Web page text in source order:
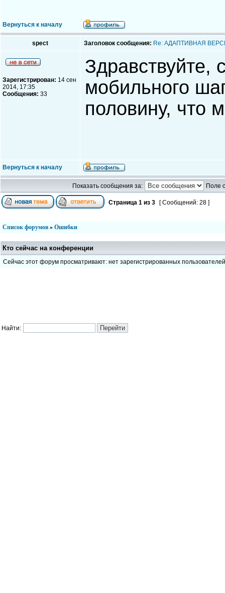
Вернуться к началу
spect Заголовок сообщения: Re: АДАПТИВНАЯ
Зарегистрирован: 14 сен
2014, 17:35
Сообщения: 33
Здравствуйте,
мобильного
половину, что
Вернуться к началу
Показать сообщения за: Поле
Страница 1 из 3 [ Сообщений: 28 ]
Список форумов » Ошибки
Кто сейчас на конференции
Сейчас этот форум просматривают: нет зарегистрированных пользователей
Найти: